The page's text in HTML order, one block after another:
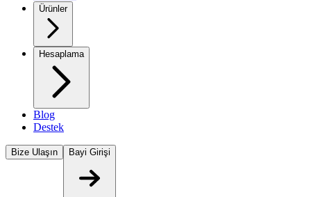
Ürünler
Hesaplama
Blog
Destek
Bize Ulaşın Bayi Girişi